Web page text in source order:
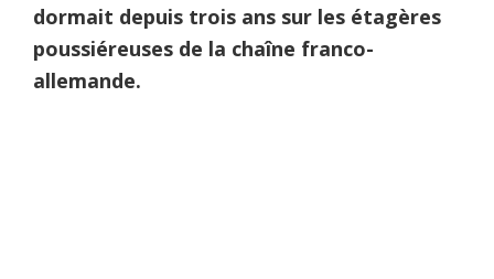
dormait depuis trois ans sur les étagères
poussiéreuses de la chaîne franco-
allemande.